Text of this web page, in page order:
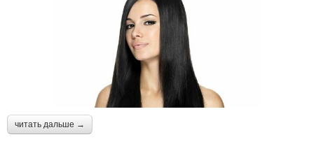
читать дальше →